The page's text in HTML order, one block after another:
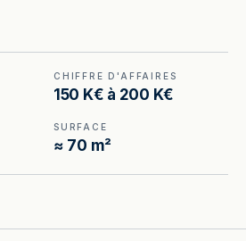
CHIFFRE D'AFFAIRES
150 K€ à 200 K€
SURFACE
≈ 70 m²